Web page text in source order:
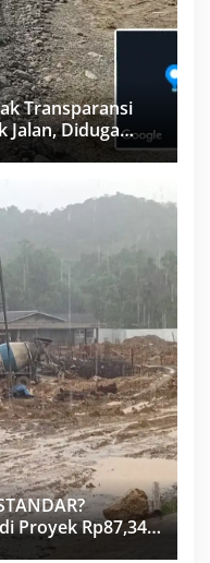
Transparansi
Jalan, Diduga
Proyek Rp87,34
Pengawas dan